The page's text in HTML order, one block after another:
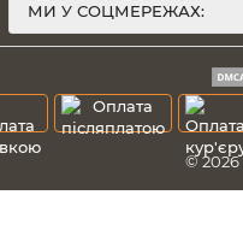
МИ У СОЦМЕРЕЖАХ:
© 2026